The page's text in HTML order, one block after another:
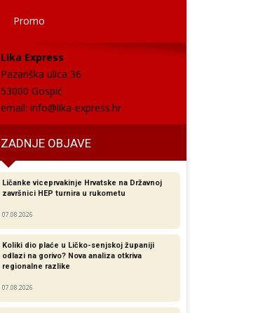
Promo
Lika Express
Pazariška ulica 36
53000 Gospić
email: info@lika-express.hr
ZADNJE OBJAVE
Ličanke viceprvakinje Hrvatske na Državnoj
završnici HEP turnira u rukometu
07.08.2026
Koliki dio plaće u Ličko-senjskoj županiji
odlazi na gorivo? Nova analiza otkriva
regionalne razlike​
07.08.2026